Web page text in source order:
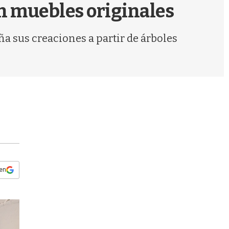
muebles originales
sus creaciones a partir de árboles